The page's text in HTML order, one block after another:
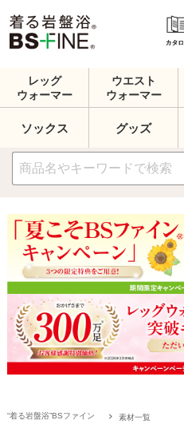
レッグ
ウォーマー
ウエスト
ウォーマー
ソックス グッズ
“着る岩盤浴”BSファイン 素材一覧